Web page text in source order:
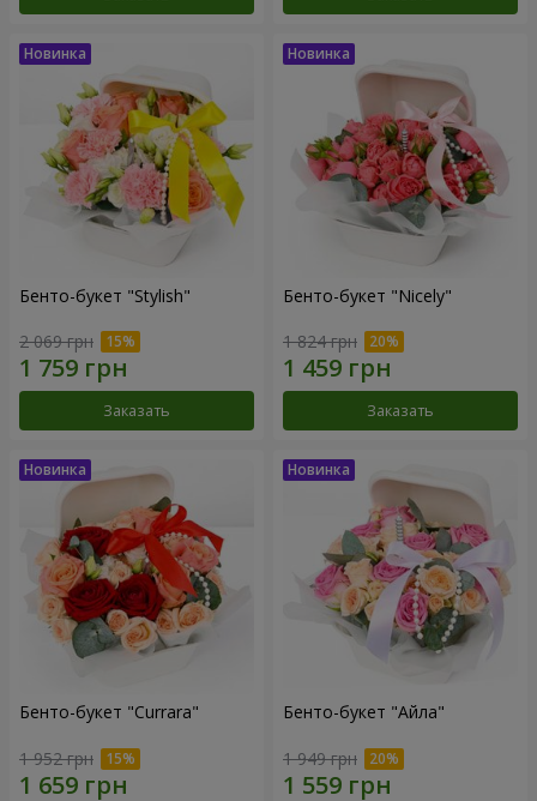
Бенто-букет "Stylish"
2 069 грн
Заказать
Бенто-букет "Nicely"
1 824 грн
Заказать
Бенто-букет "Currara"
1 952 грн
Бенто-букет "Айла"
1 949 грн